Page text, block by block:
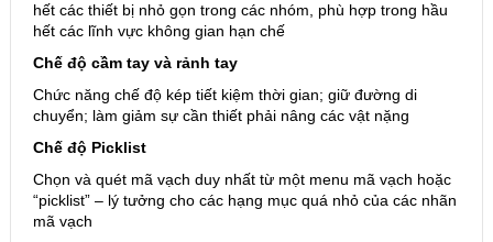
hết các thiết bị nhỏ gọn trong các nhóm, phù hợp trong hầu
hết các lĩnh vực không gian hạn chế
Chế độ cầm tay và rảnh tay
Chức năng chế độ kép tiết kiệm thời gian; giữ đường di
chuyển; làm giảm sự cần thiết phải nâng các vật nặng
Chế độ Picklist
Chọn và quét mã vạch duy nhất từ ​​một menu mã vạch hoặc
“picklist” – lý tưởng cho các hạng mục quá nhỏ của các nhãn
mã vạch